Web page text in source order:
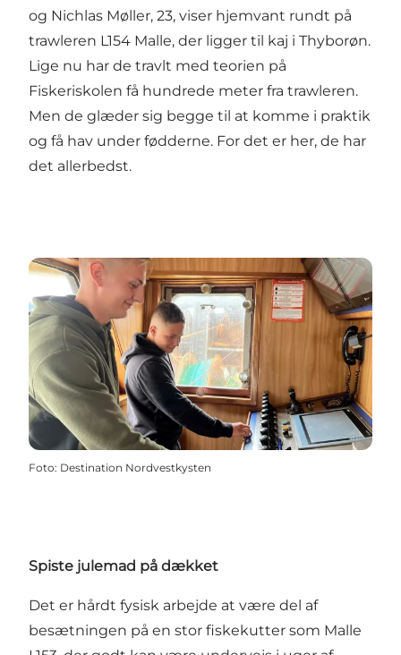
og Nichlas Møller, 23, viser hjemvant rundt på
trawleren L154 Malle, der ligger til kaj i Thyborøn.
Lige nu har de travlt med teorien på
Fiskeriskolen få hundrede meter fra trawleren.
Men de glæder sig begge til at komme i praktik
og få hav under fødderne. For det er her, de har
det allerbedst.
Foto: Destination Nordvestkysten
Spiste julemad på dækket
Det er hårdt fysisk arbejde at være del af
besætningen på en stor fiskekutter som Malle